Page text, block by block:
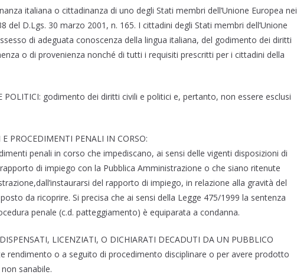
italiana o cittadinanza di uno degli Stati membri dell’Unione Europea nei
del D.Lgs. 30 marzo 2001, n. 165. I cittadini degli Stati membri dell’Unione
di adeguata conoscenza della lingua italiana, del godimento dei diritti
o di provenienza nonché di tutti i requisiti prescritti per i cittadini della
POLITICI: godimento dei diritti civili e politici e, pertanto, non essere esclusi
PROCEDIMENTI PENALI IN CORSO:
penali in corso che impediscano, ai sensi delle vigenti disposizioni di
di impiego con la Pubblica Amministrazione o che siano ritenute
del rapporto di impiego, in relazione alla gravità del
da ricoprire. Si precisa che ai sensi della Legge 475/1999 la sentenza
penale (c.d. patteggiamento) è equiparata a condanna.
LICENZIATI, O DICHIARATI DECADUTI DA UN PUBBLICO
rendimento o a seguito di procedimento disciplinare o per avere prodotto
sanabile.